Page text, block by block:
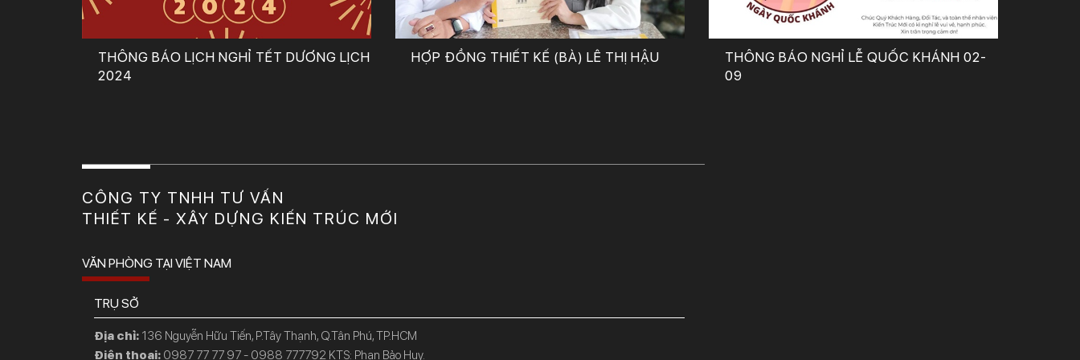
THÔNG BÁO LỊCH NGHỈ TẾT DƯƠNG LỊCH
2024
HỢP ĐỒNG THIẾT KẾ (BÀ) LÊ THỊ HẬU
THÔNG BÁO NGHỈ LỄ QUỐC KHÁNH 02-
09
CÔNG TY TNHH TƯ VẤN
THIẾT KẾ - XÂY DỰNG KIẾN TRÚC MỚI
VĂN PHÒNG TẠI VIỆT NAM
TRỤ SỞ
Địa chỉ: 136 Nguyễn Hữu Tiến, P.Tây Thạnh, Q.Tân Phú, TP.HCM
Điện thoại: 0987 77 77 97 - 0988 777792 KTS: Phan Bảo Huy.